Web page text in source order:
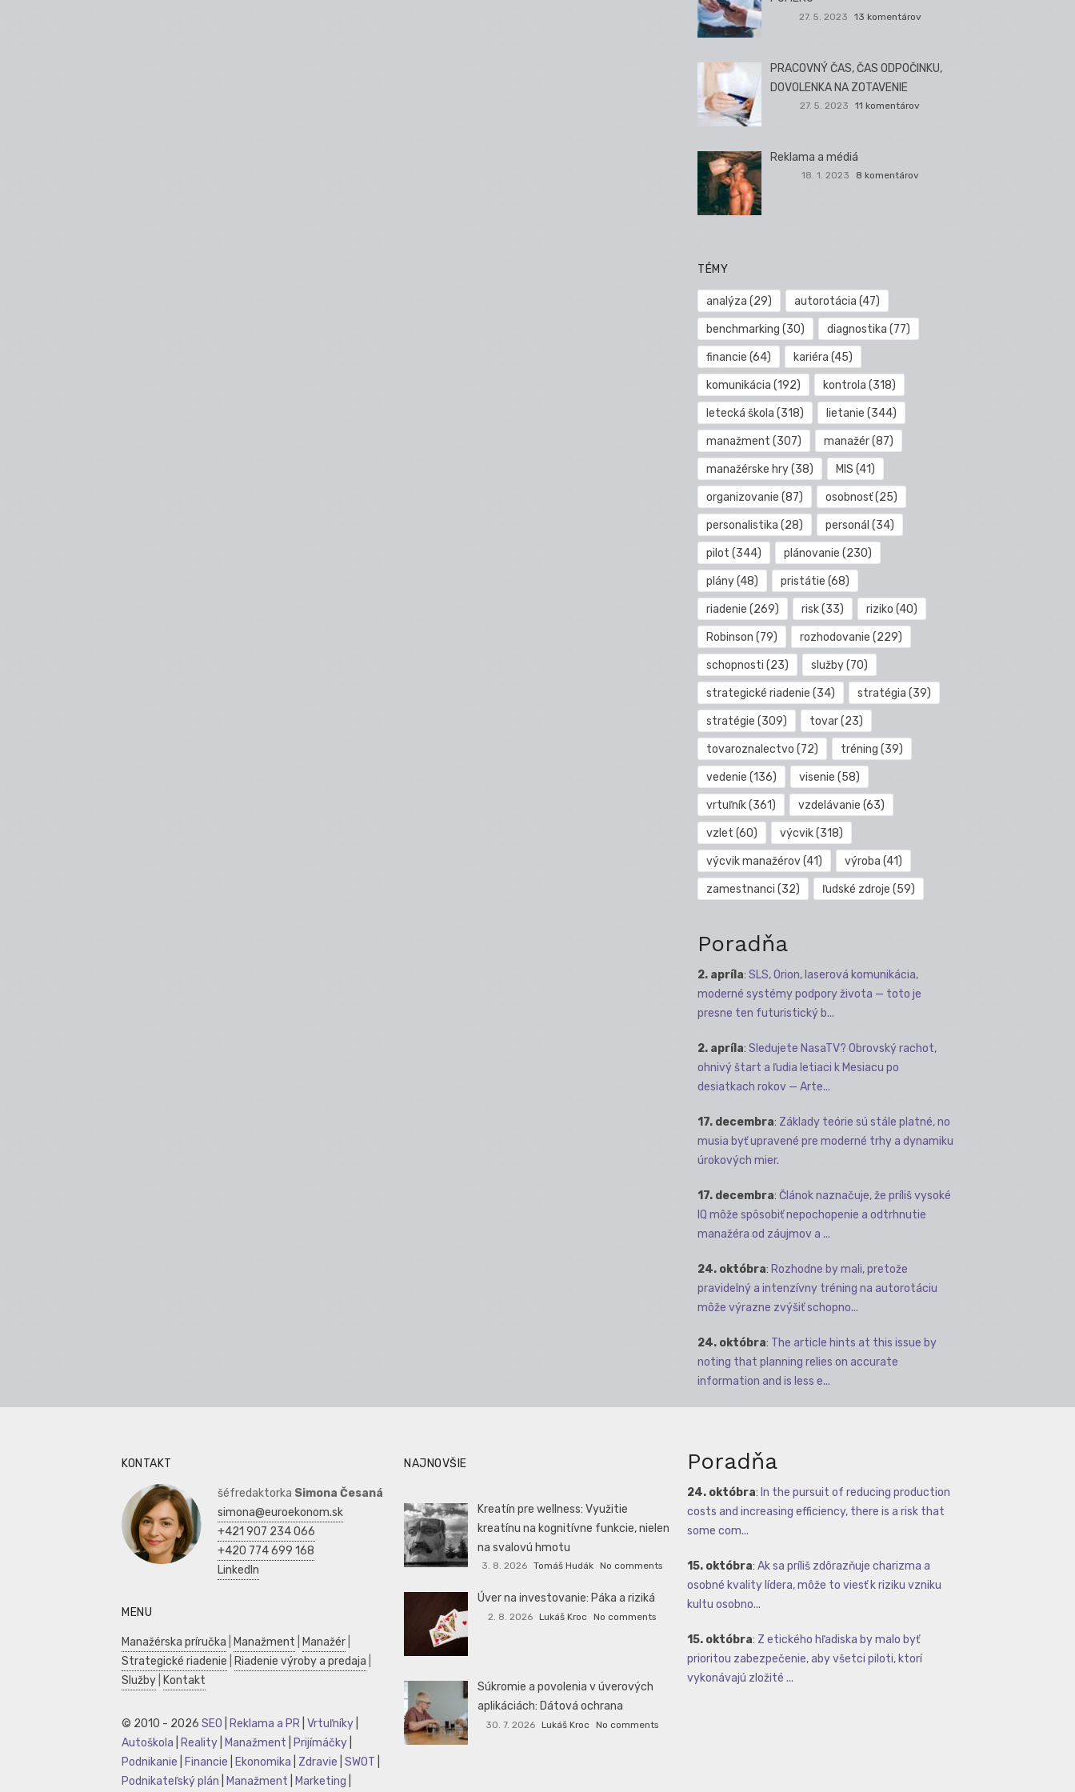
27. 5. 2023 13 komentárov
PRACOVNÝ ČAS, ČAS ODPOČINKU,
DOVOLENKA NA ZOTAVENIE
27. 5. 2023 11 komentárov
Reklama a médiá
18. 1. 2023 8 komentárov
TÉMY
analýza (29) autorotácia (47)
benchmarking (30) diagnostika (77)
financie (64) kariéra (45)
komunikácia (192) kontrola (318)
letecká škola (318) lietanie (344)
manažment (307) manažér(87)
manažérske hry(38) MIS (41)
organizovanie (87) osobnosť(25)
personalistika (28) personál (34)
pilot (344) plánovanie (230)
plány(48) pristátie (68)
riadenie (269) risk(33) riziko (40)
Robinson (79) rozhodovanie (229)
schopnosti (23) služby(70)
strategické riadenie (34) stratégia (39)
stratégie (309) tovar(23)
tovaroznalectvo (72) tréning (39)
vedenie (136) visenie (58)
vrtuľník(361) vzdelávanie (63)
vzlet (60) výcvik(318)
výcvik manažérov(41) výroba (41)
zamestnanci (32) ľudské zdroje (59)
Poradňa
2. apríla: SLS, Orion, laserová komunikácia,
moderné systémy podpory života — toto je
presne ten futuristický b...
2. apríla: Sledujete NasaTV? Obrovský rachot,
ohnivý štart a ľudia letiaci k Mesiacu po
desiatkach rokov — Arte...
17. decembra: Základy teórie sú stále platné, no
musia byť upravené pre moderné trhy a dynamiku
úrokových mier.
17. decembra: Článok naznačuje, že príliš vysoké
IQ môže spôsobiť nepochopenie a odtrhnutie
manažéra od záujmov a ...
24. októbra: Rozhodne by mali, pretože
pravidelný a intenzívny tréning na autorotáciu
môže výrazne zvýšiť schopno...
24. októbra: The article hints at this issue by
noting that planning relies on accurate
information and is less e...
KONTAKT
šéfredaktorka Simona Česaná
simona@euroekonom.sk
+421 907 234 066
+420 774 699 168
LinkedIn
MENU
Manažérska príručka Manažment Manažér
Strategické riadenie
Riadenie výroby a predaja
Služby
Kontakt
© 2010 - 2026 SEO Reklama a PR Vrtuľníky
Autoškola
Reality Manažment Prijímáčky
Podnikanie
Financie Ekonomika Zdravie SWOT
Podnikateľský plán
Manažment Marketing
NAJNOVŠIE
Kreatín pre wellness: Využitie
kreatínu na kognitívne funkcie, nielen
na svalovú hmotu
3. 8. 2026 Tomáš Hudák No comments
Úver na investovanie: Páka a riziká
2. 8. 2026 Lukáš Kroc No comments
Súkromie a povolenia v úverových
aplikáciách: Dátová ochrana
30. 7. 2026 Lukáš Kroc No comments
Poradňa
24. októbra: In the pursuit of reducing production
costs and increasing efficiency, there is a risk that
some com...
15. októbra: Ak sa príliš zdôrazňuje charizma a
osobné kvality lídera, môže to viesť k riziku vzniku
kultu osobno...
15. októbra: Z etického hľadiska by malo byť
prioritou zabezpečenie, aby všetci piloti, ktorí
vykonávajú zložité ...